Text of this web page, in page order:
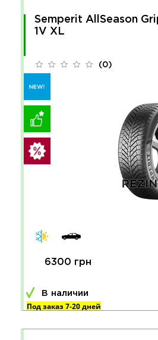
Semperit AllSeason
1V XL
(0)
6300 грн
В наличии
Под заказ 7-20 дней